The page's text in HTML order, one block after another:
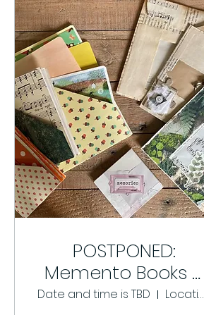
POSTPONED:
Memento Books –
with Fiona
Date and time is TBD
Location is TBD